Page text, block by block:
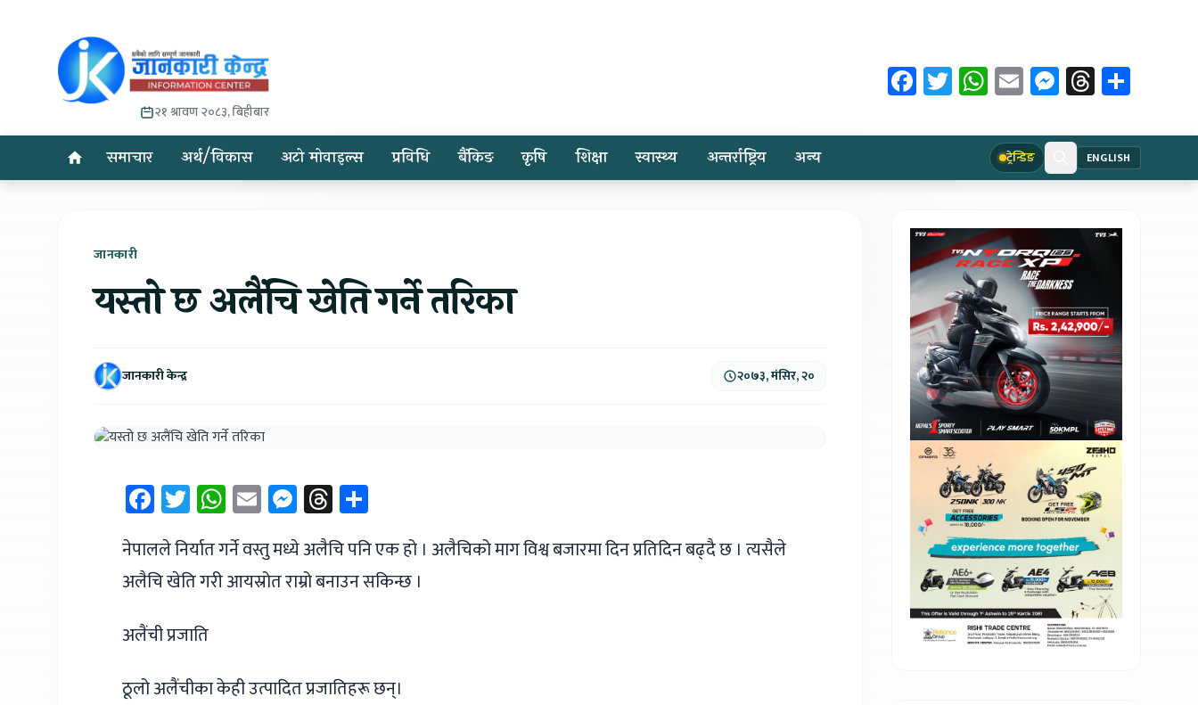
२१ श्रावण २०८३, बिहीबार
Facebook
Twitter
WhatsApp
EmailMessenger
Threads
समाचार अर्थ/विकास अटो मोवाइल्स प्रविधि बैंकिङ कृषि शिक्षा स्वास्थ्य अन्तर्राष्ट्रिय अन्य ट्रेन्डिङ ENGLISH
जानकारी
यस्तो छ अलैंचि खेति गर्ने तरिका
जानकारी केन्द्र २०७३, मंसिर, २०
Facebook
Twitter
WhatsApp
EmailMessenger
Threads
नेपालले निर्यात गर्ने वस्तु मध्ये अलैचि पनि एक हो । अलैचिको माग विश्व बजारमा दिन प्रतिदिन बढ्दै छ । त्यसैले
अलैचि खेति गरी आयस्रोत राम्रो बनाउन सकिन्छ ।
अलैंची प्रजाति
ठूलो अलैंचीका केही उत्पादित प्रजातिहरू छन्।